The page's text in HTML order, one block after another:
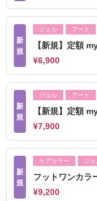
新
規
ジェル アート
【新規】定額
¥6,900
新
規
ジェル アート
【新規】定額
¥7,900
新
規
ケアカラー ジェ
フットワンカラ
¥9,200